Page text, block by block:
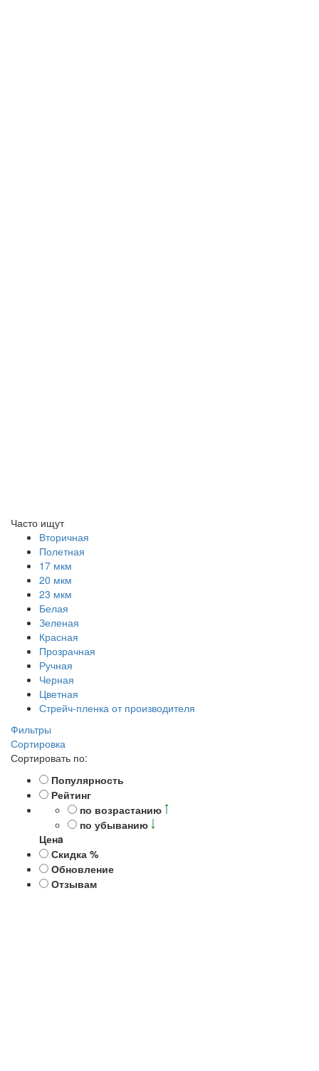
Часто ищут
Вторичная
Полетная
17 мкм
20 мкм
23 мкм
Белая
Зеленая
Красная
Прозрачная
Ручная
Черная
Цветная
Стрейч-пленка от производителя
Фильтры
Сортировка
Сортировать по:
Популярность
Рейтинг
по возрастанию
по убыванию
Ценa
Скидка %
Обновление
Отзывам